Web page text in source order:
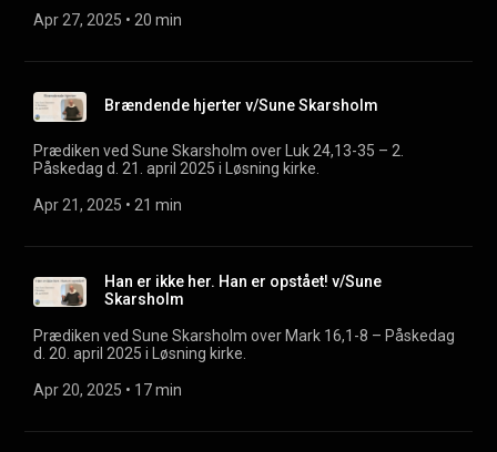
Apr 27, 2025 • 20 min
Brændende hjerter v/Sune Skarsholm
Prædiken ved Sune Skarsholm over Luk 24,13-35 – 2.
Påskedag d. 21. april 2025 i Løsning kirke.
Apr 21, 2025 • 21 min
Han er ikke her. Han er opstået! v/Sune
Skarsholm
Prædiken ved Sune Skarsholm over Mark 16,1-8 – Påskedag
d. 20. april 2025 i Løsning kirke.
Apr 20, 2025 • 17 min